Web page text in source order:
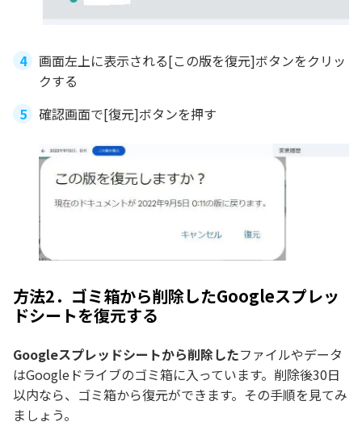
画面左上に表示される[この版を復元]ボタンをクリッ
クする
確認画面で[復元]ボタンを押す
方法2．ゴミ箱から削除したGoogleスプレッ
ドシートを復元する
Googleスプレッドシートから削除したファイルやデータ
はGoogleドライブのゴミ箱に入っています。削除後30日
以内なら、ゴミ箱から復元ができます。その手順を見てみ
ましょう。